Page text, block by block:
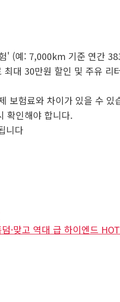
' (예: 7,000km 기준 연간
대 30만원 할인 및 주유 리
보험료와 차이가 있을 수 있
확인해야 합니다.
니다
·맞고 역대 급 하이엔드